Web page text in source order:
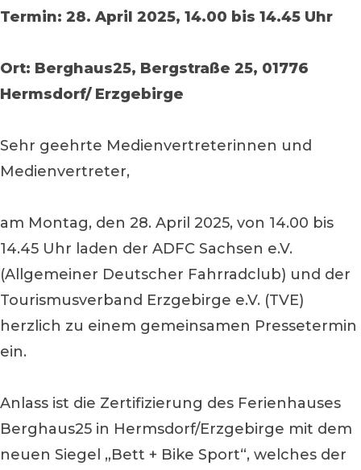
Termin: 28. April 2025, 14.00 bis 14.45 Uhr
Ort: Berghaus25, Bergstraße 25, 01776
Hermsdorf/ Erzgebirge
Sehr geehrte Medienvertreterinnen und
Medienvertreter,
am Montag, den 28. April 2025, von 14.00 bis
14.45 Uhr laden der ADFC Sachsen e.V.
(Allgemeiner Deutscher Fahrradclub) und der
Tourismusverband Erzgebirge e.V. (TVE)
herzlich zu einem gemeinsamen Pressetermin
ein.
Anlass ist die Zertifizierung des Ferienhauses
Berghaus25 in Hermsdorf/Erzgebirge mit dem
neuen Siegel „Bett + Bike Sport“, welches der